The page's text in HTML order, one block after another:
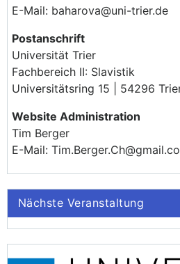
E-Mail: baharova@uni-trier.de
Postanschrift
Universität Trier
Fachbereich II: Slavistik
Universitätsring 15 | 54296
Website Administration
Tim Berger
E-Mail:
Nächste Veranstaltung